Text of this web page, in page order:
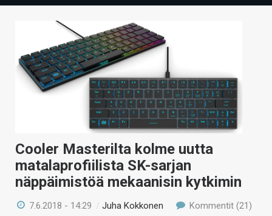
TECHBBS
HINTA.FI
KAUPPA
HAKU
Cooler Masterilta kolme uutta
matalaprofiilista SK-sarjan
näppäimistöä mekaanisin kytkimin
7.6.2018 - 14:29 /Juha Kokkonen Kommentit (21)